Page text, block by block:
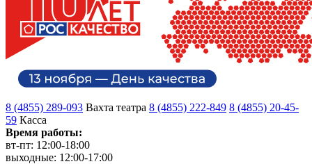
8 (4855) 289-093 Вахта театра 8 (4855) 222-849 8 (4855) 20-45-
59 Касса
Время работы:
вт-пт: 12:00-18:00
выходные: 12:00-17:00